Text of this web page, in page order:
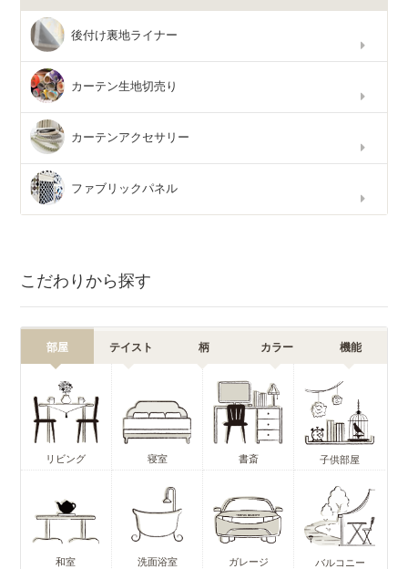
後付け裏地ライナー
カーテン生地切売り
カーテンアクセサリー
ファブリックパネル
こだわりから探す
部屋 テイスト 柄 カラー 機能
リビング 寝室 書斎 子供部屋
和室 洗面浴室 ガレージ バルコニー